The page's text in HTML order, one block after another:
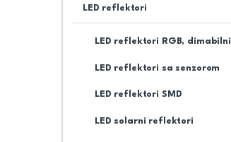
LED reflektori
LED reflektori RGB, dimabilni
LED reflektori sa senzorom
LED reflektori SMD
LED solarni reflektori